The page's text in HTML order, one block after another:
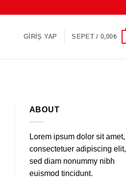
GIRIŞ YAP SEPET / 0,00₺
ABOUT
Lorem ipsum dolor sit amet,
consectetuer adipiscing elit,
sed diam nonummy nibh
euismod tincidunt.